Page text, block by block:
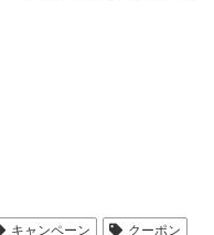
キャンペーン
クーポン